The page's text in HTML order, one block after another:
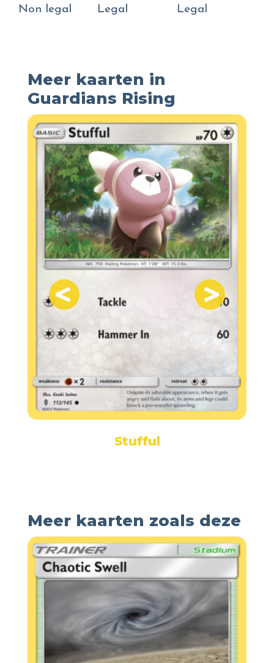
Non legal
Legal
Legal
Meer kaarten in
Guardians Rising
Stufful
Meer kaarten zoals deze